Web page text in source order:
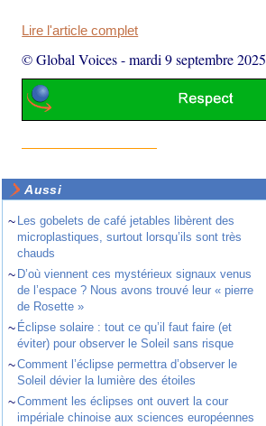
Lire l'article complet
© Global Voices-mardi 9 septembre 2025
Aussi
~ Les gobelets de café jetables libèrent des
microplastiques, surtout lorsqu’ils sont très
chauds
~ D’où viennent ces mystérieux signaux venus
de l’espace ? Nous avons trouvé leur « pierre
de Rosette »
~ Éclipse solaire : tout ce qu’il faut faire (et
éviter) pour observer le Soleil sans risque
~Comment l’éclipse permettra d’observer le
Soleil dévier la lumière des étoiles
~Comment les éclipses ont ouvert la cour
impériale chinoise aux sciences européennes